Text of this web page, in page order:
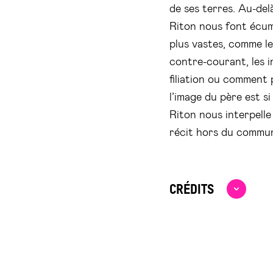
de ses terres. Au-
Riton nous font
plus vastes, comme
contre-courant, les
filiation ou comment
l’image du père est
Riton nous
récit hors du
CRÉDITS